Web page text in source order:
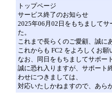
トップページ
サービス終了のお知らせ
2025年06月02日をもちまして
た。
これまで長らくのご愛顧、誠に
これからも FC2 をよろしくお願
なお、同日をもちましてサポー
誠に恐れ入りますが、サポート
わせにつきましては、
対応いたしかねますので、あら